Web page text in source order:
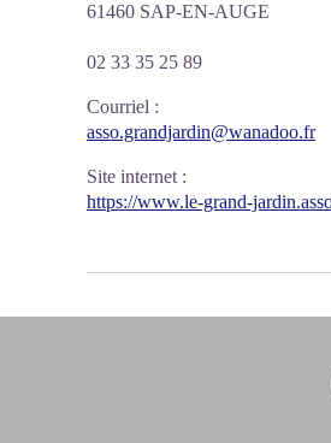
61460 SAP-EN-AUGE
02 33 35 25 89
Courriel :
asso.grandjardin@wanadoo.fr
Site internet :
https://www.le-grand-